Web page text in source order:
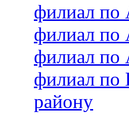
филиал по
филиал по
филиал по
филиал по
району